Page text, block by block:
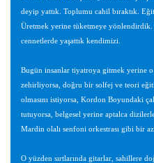
deyip yattık. Toplumu cahil bıraktık.
Üretmek yerine tüketmeye yönlendirdik.
cennetlerde yaşattık kendimizi.
Bugün insanlar tiyatroya gitmek yerine
zehirliyorsa, doğru bir solfej ve teori
olmasını istiyorsa, Kordon Boyundaki
tutuyorsa, belgesel yerine aptalca
Mardin olalı senfoni orkestrası gibi bir
O yüzden sırtlarında gitarlar, sahillere